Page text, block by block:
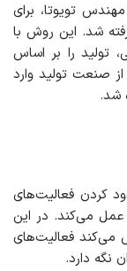
اونو، مهندس تویوتا، برای
شد. این روش با
تولید را بر اساس
صنعت تولید وارد
شد.
کردن فعالیت‌های
عمل می‌کند. در این
می‌کند فعالیت‌های
نگه دارد.